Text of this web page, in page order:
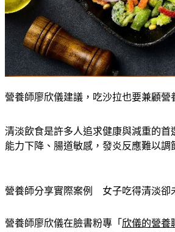
營養師廖欣儀建議，吃沙拉也要兼顧營
清淡飲食是許多人追求健康與減重的
能力下降、腸道敏感，發炎反應難以
營養師分享實際案例　女子吃得清淡卻
營養師廖欣儀在臉書粉專「 欣儀的營養